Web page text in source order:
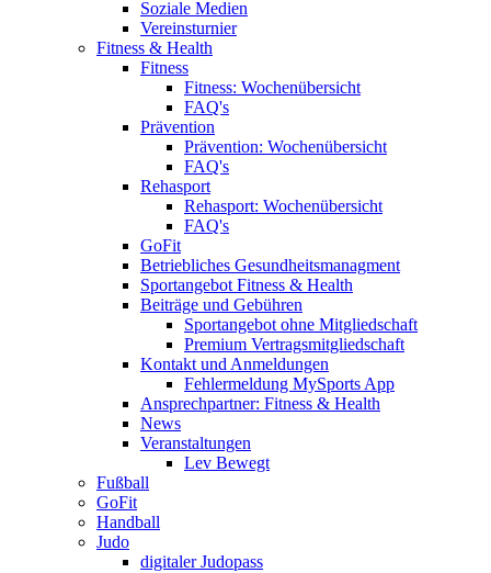
Soziale Medien
Vereinsturnier
Fitness & Health
Fitness
Fitness: Wochenübersicht
FAQ's
Prävention
Prävention: Wochenübersicht
FAQ's
Rehasport
Rehasport: Wochenübersicht
FAQ's
GoFit
Betriebliches Gesundheitsmanagment
Sportangebot Fitness & Health
Beiträge und Gebühren
Sportangebot ohne Mitgliedschaft
Premium Vertragsmitgliedschaft
Kontakt und Anmeldungen
Fehlermeldung MySports App
Ansprechpartner: Fitness & Health
News
Veranstaltungen
Lev Bewegt
Fußball
GoFit
Handball
Judo
digitaler Judopass